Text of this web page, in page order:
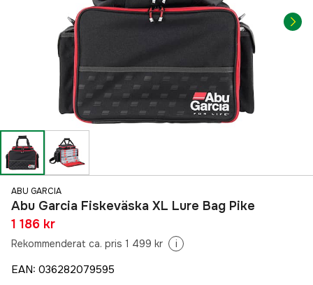
ABU GARCIA
Abu Garcia Fiskeväska XL Lure Bag Pike
1 186 kr
Rekommenderat ca. pris 1 499 kr i
EAN: 036282079595